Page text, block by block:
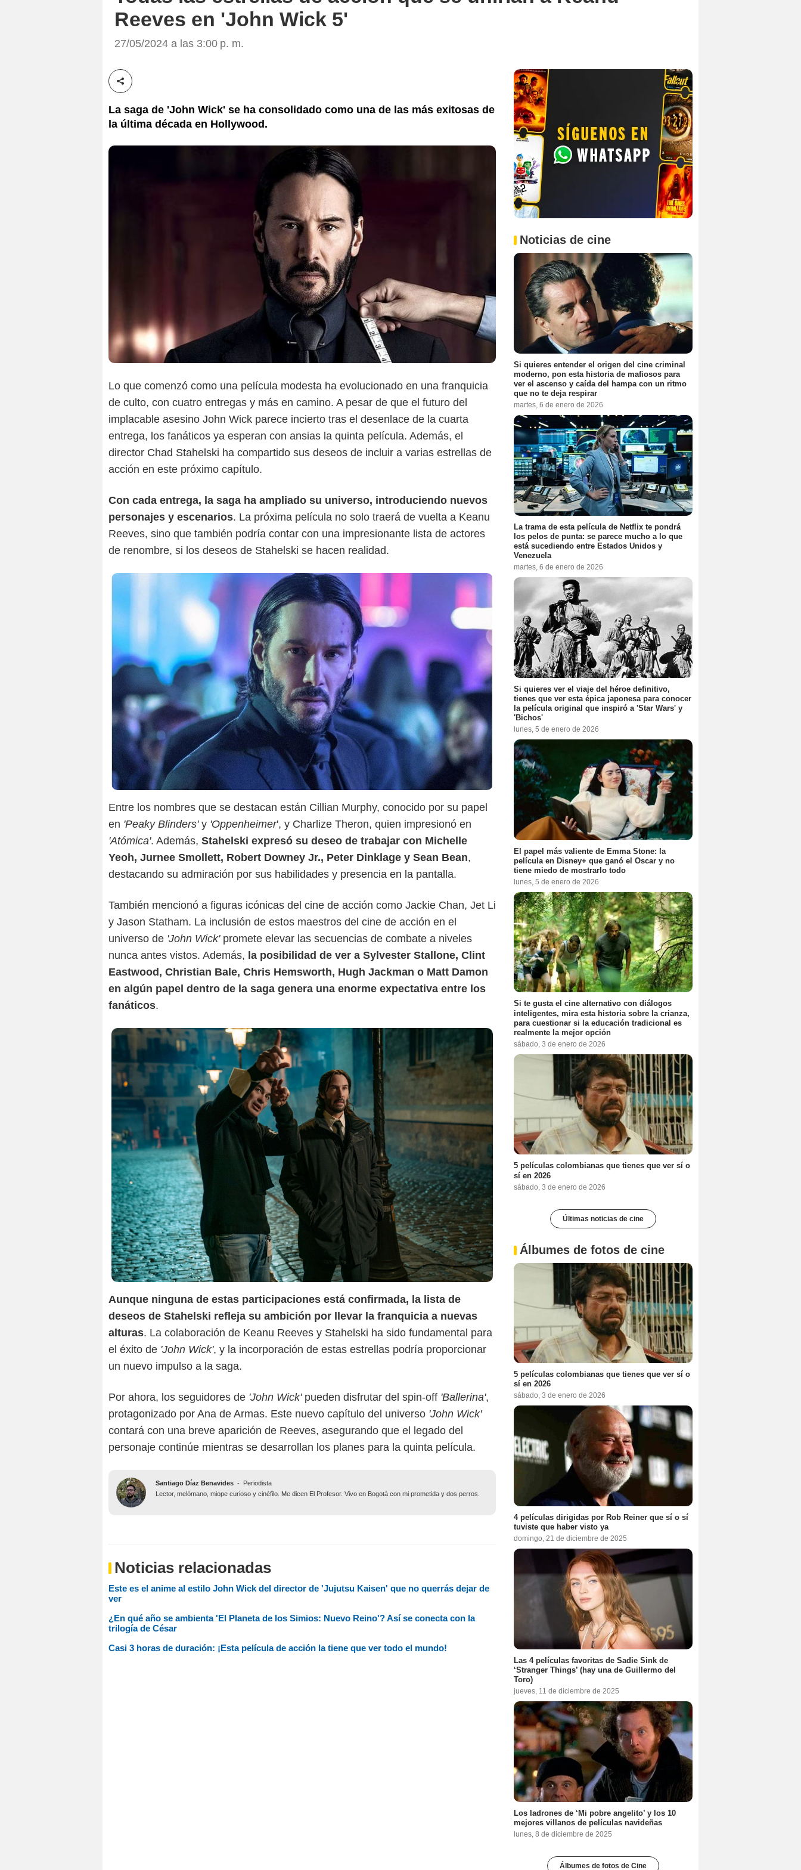
Reeves en 'John Wick 5'
27/05/2024 a las 3:00 p. m.
Compartir esta noticia
La saga de 'John Wick' se ha consolidado como una de las más exitosas de
la última década en Hollywood.
Lo que comenzó como una película modesta ha evolucionado en una franquicia
de culto, con cuatro entregas y más en camino. A pesar de que el futuro del
implacable asesino John Wick parece incierto tras el desenlace de la cuarta
entrega, los fanáticos ya esperan con ansias la quinta película. Además, el
director Chad Stahelski ha compartido sus deseos de incluir a varias estrellas de
acción en este próximo capítulo.
Con cada entrega, la saga ha ampliado su universo, introduciendo nuevos
personajes y escenarios. La próxima película no solo traerá de vuelta a Keanu
Reeves, sino que también podría contar con una impresionante lista de actores
de renombre, si los deseos de Stahelski se hacen realidad.
Lionsgate
Entre los nombres que se destacan están Cillian Murphy, conocido por su papel
en 'Peaky Blinders' y 'Oppenheimer', y Charlize Theron, quien impresionó en
'Atómica'. Además, Stahelski expresó su deseo de trabajar con Michelle
Yeoh, Jurnee Smollett, Robert Downey Jr., Peter Dinklage y Sean Bean,
destacando su admiración por sus habilidades y presencia en la pantalla.
También mencionó a figuras icónicas del cine de acción como Jackie Chan, Jet Li
y Jason Statham. La inclusión de estos maestros del cine de acción en el
universo de 'John Wick' promete elevar las secuencias de combate a niveles
nunca antes vistos. Además, la posibilidad de ver a Sylvester Stallone, Clint
Eastwood, Christian Bale, Chris Hemsworth, Hugh Jackman o Matt Damon
en algún papel dentro de la saga genera una enorme expectativa entre los
fanáticos.
Lionsgate
Aunque ninguna de estas participaciones está confirmada, la lista de
deseos de Stahelski refleja su ambición por llevar la franquicia a nuevas
alturas. La colaboración de Keanu Reeves y Stahelski ha sido fundamental para
el éxito de 'John Wick', y la incorporación de estas estrellas podría proporcionar
un nuevo impulso a la saga.
Por ahora, los seguidores de 'John Wick'pueden disfrutar del spin-off 'Ballerina',
protagonizado por Ana de Armas. Este nuevo capítulo del universo 'John Wick'
contará con una breve aparición de Reeves, asegurando que el legado del
personaje continúe mientras se desarrollan los planes para la quinta película.
Santiago Díaz Benavides - Periodista
Lector, melómano, miope curioso y cinéfilo. Me dicen El Profesor. Vivo en Bogotá con mi prometida y dos perros.
Noticias relacionadas
Este es el anime al estilo John Wick del director de 'Jujutsu Kaisen' que no querrás dejar de
ver
¿En qué año se ambienta 'El Planeta de los Simios: Nuevo Reino'? Así se conecta con la
trilogía de César
Casi 3 horas de duración: ¡Esta película de acción la tiene que ver todo el mundo!
Noticias de cine
Si quieres entender el origen del cine criminal
moderno, pon esta historia de mafiosos para
ver el ascenso y caída del hampa con un ritmo
que no te deja respirar
martes, 6 de enero de 2026
La trama de esta película de Netflix te pondrá
los pelos de punta: se parece mucho a lo que
está sucediendo entre Estados Unidos y
Venezuela
martes, 6 de enero de 2026
Si quieres ver el viaje del héroe definitivo,
tienes que ver esta épica japonesa para conocer
la película original que inspiró a 'Star Wars' y
'Bichos'
lunes, 5 de enero de 2026
El papel más valiente de Emma Stone: la
película en Disney+ que ganó el Oscar y no
tiene miedo de mostrarlo todo
lunes, 5 de enero de 2026
Si te gusta el cine alternativo con diálogos
inteligentes, mira esta historia sobre la crianza,
para cuestionar si la educación tradicional es
realmente la mejor opción
sábado, 3 de enero de 2026
5 películas colombianas que tienes que ver sí o
sí en 2026
sábado, 3 de enero de 2026
Últimas noticias de cine
Álbumes de fotos de cine
5 películas colombianas que tienes que ver sí o
sí en 2026
sábado, 3 de enero de 2026
4 películas dirigidas por Rob Reiner que sí o sí
tuviste que haber visto ya
domingo, 21 de diciembre de 2025
Las 4 películas favoritas de Sadie Sink de
‘Stranger Things’ (hay una de Guillermo del
Toro)
jueves, 11 de diciembre de 2025
Los ladrones de ‘Mi pobre angelito’ y los 10
mejores villanos de películas navideñas
lunes, 8 de diciembre de 2025
Álbumes de fotos de Cine